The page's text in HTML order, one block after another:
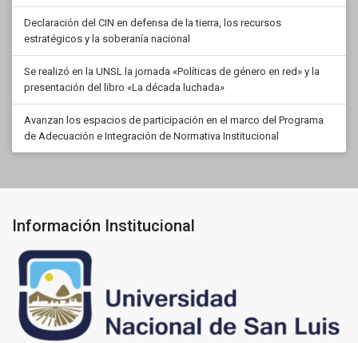
Declaración del CIN en defensa de la tierra, los recursos
estratégicos y la soberanía nacional
Se realizó en la UNSL la jornada «Políticas de género en red» y la
presentación del libro «La década luchada»
Avanzan los espacios de participación en el marco del Programa
de Adecuación e Integración de Normativa Institucional
Información Institucional